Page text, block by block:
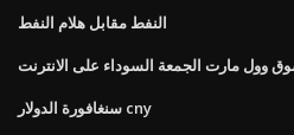
النفط مقابل هلام النفط
وول مارت الجمعة السوداء على الانترنت
سنغافورة الدولار cny